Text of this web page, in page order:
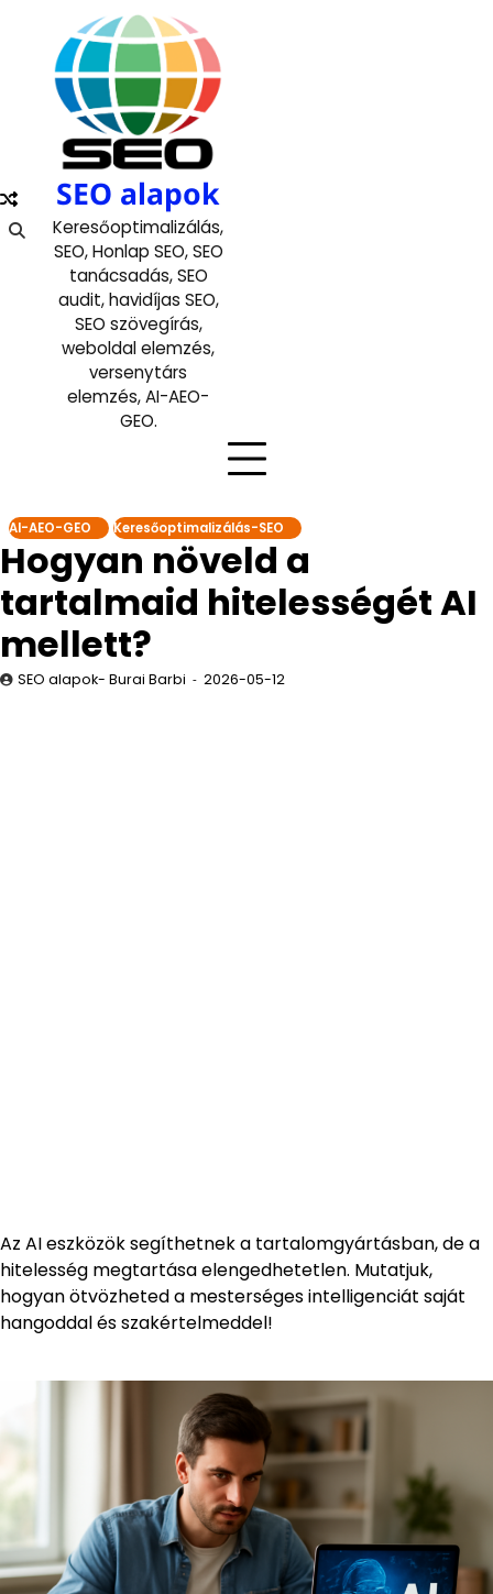
content
SEO alapok
Keresőoptimalizálás,
SEO, Honlap SEO, SEO
tanácsadás, SEO
audit, havidíjas SEO,
SEO szövegírás,
weboldal elemzés,
versenytárs
elemzés, AI-AEO-
GEO.
AI-AEO-GEO Keresőoptimalizálás-SEO
Hogyan növeld a
tartalmaid hitelességét AI
mellett?
SEO alapok- Burai Barbi 2026-05-12
Az AI eszközök segíthetnek a tartalomgyártásban, de a
hitelesség megtartása elengedhetetlen. Mutatjuk,
hogyan ötvözheted a mesterséges intelligenciát saját
hangoddal és szakértelmeddel!